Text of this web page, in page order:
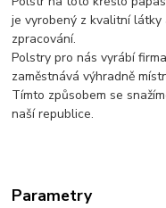
je vyrobený z kvalitní látky
zpracování.
Polstry pro nás vyrábí
zaměstnává výhradně
Tímto způsobem se
naší republice.
Parametry